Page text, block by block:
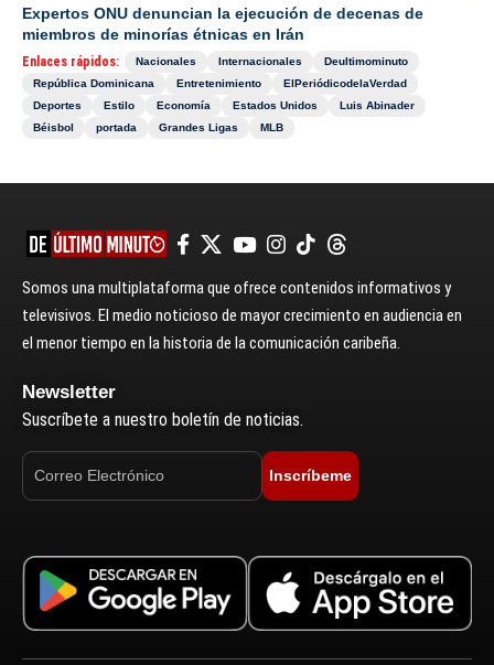
Expertos ONU denuncian la ejecución de decenas de
miembros de minorías étnicas en Irán
Enlaces rápidos: Nacionales Internacionales
Deultimominuto
República Dominicana
Entretenimiento
ElPeriódicodelaVerdad
Deportes
Estilo Economía Estados Unidos
Luis Abinader
Béisbol
portada Grandes Ligas MLB
Somos una multiplataforma que ofrece contenidos informativos y
televisivos. El medio noticioso de mayor crecimiento en audiencia en
el menor tiempo en la historia de la comunicación caribeña.
Newsletter
Suscríbete a nuestro boletín de noticias.
Inscríbeme